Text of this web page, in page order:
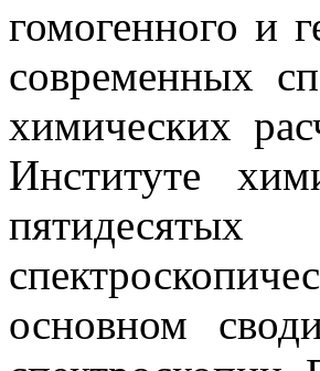
гомогенного и
современных
химических
Институте
основном